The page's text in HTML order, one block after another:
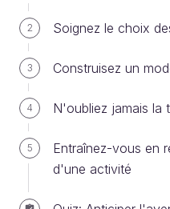
2 Soignez le choix
3 Construisez un
4 N'oubliez jamais la
5
Entraînez-vous en
d'une activité